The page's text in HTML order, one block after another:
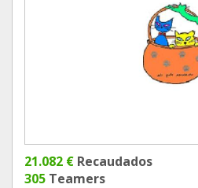
21.082 € Recaudados
305 Teamers